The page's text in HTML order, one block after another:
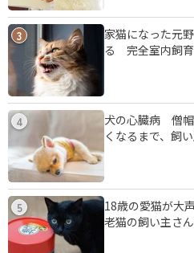
3
家猫になった元
る 完全室内飼育
4
犬の心臓病 僧帽
くなるまで、飼
5
18歳の愛猫が大
老猫の飼い主さ